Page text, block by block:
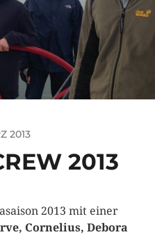
2013
2013
2013 mit einer
Cornelius, Debora